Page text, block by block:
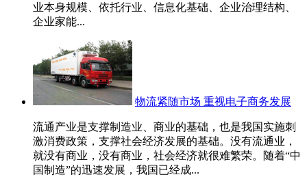
业本身规模、依托行业、信息化基础、企业治理结构、
企业家能...
物流紧随市场 重视电子商务发展
流通产业是支撑制造业、商业的基础，也是我国实施刺
激消费政策，支撑社会经济发展的基础。没有流通业，
就没有商业，没有商业，社会经济就很难繁荣。随着“中
国制造”的迅速发展，我国已经成...